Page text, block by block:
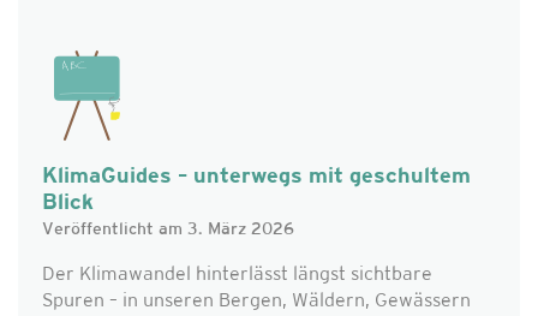
KlimaGuides – unterwegs mit geschultem
Blick
Veröffentlicht am 3. März 2026
Der Klimawandel hinterlässt längst sichtbare
Spuren – in unseren Bergen, Wäldern, Gewässern